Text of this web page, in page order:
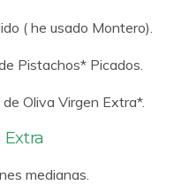
( he usado Montero).
Pistachos* Picados.
Oliva Virgen Extra*.
medianas.